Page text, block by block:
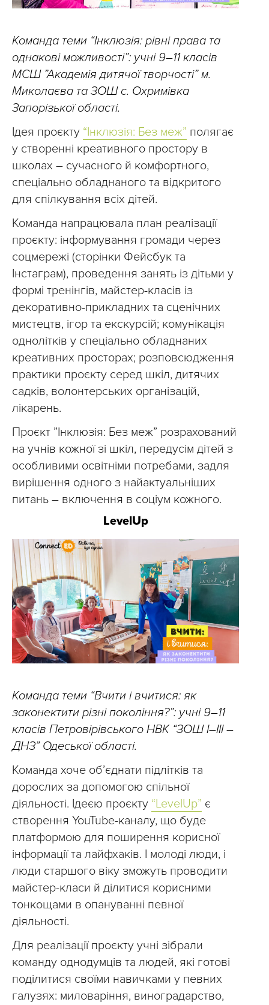
Команда теми “Інклюзія: рівні права та
однакові можливості”: учні 9–11 класів
МСШ ”Академія дитячої творчості” м.
Миколаєва та ЗОШ с. Охримівка
Запорізької області.
Ідея проєкту “Інклюзія: Без меж” полягає
у створенні креативного простору в
школах – сучасного й комфортного,
спеціально обладнаного та відкритого
для спілкування всіх дітей.
Команда напрацювала план реалізації
проєкту: інформування громади через
соцмережі (сторінки Фейсбук та
Інстаграм), проведення занять із дітьми у
формі тренінгів, майстер-класів із
декоративно-прикладних та сценічних
мистецтв, ігор та екскурсій; комунікація
однолітків у спеціально обладнаних
креативних просторах; розповсюдження
практики проєкту серед шкіл, дитячих
садків, волонтерських організацій,
лікарень.
Проєкт ”Інклюзія: Без меж” розрахований
на учнів кожної зі шкіл, передусім дітей з
особливими освітніми потребами, задля
вирішення одного з найактуальніших
питань – включення в соціум кожного.
LevelUp
Команда теми “Вчити і вчитися: як
законектити різні покоління?”: учні 9–11
класів Петровірівського НВК “ЗОШ I–III –
ДНЗ” Одеської області.
Команда хоче об’єднати підлітків та
дорослих за допомогою спільної
діяльності. Ідеєю проєкту “LevelUp” є
створення YouTube-каналу, що буде
платформою для поширення корисної
інформації та лайфхаків. І молоді люди, і
люди старшого віку зможуть проводити
майстер-класи й ділитися корисними
тонкощами в опануванні певної
діяльності.
Для реалізації проєкту учні зібрали
команду однодумців та людей, які готові
поділитися своїми навичками у певних
галузях: миловаріння, виноградарство,